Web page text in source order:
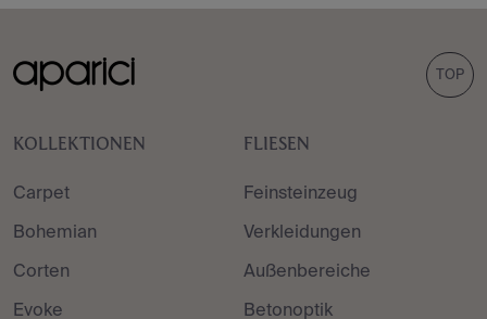
TOP
KOLLEKTIONEN
Carpet
Bohemian
Corten
Evoke
FLIESEN
Feinsteinzeug
Verkleidungen
Außenbereiche
Betonoptik